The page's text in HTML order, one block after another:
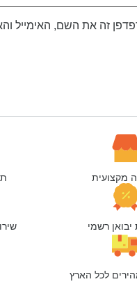
זה את השם, האימייל
רשמי שירות
לכל הארץ